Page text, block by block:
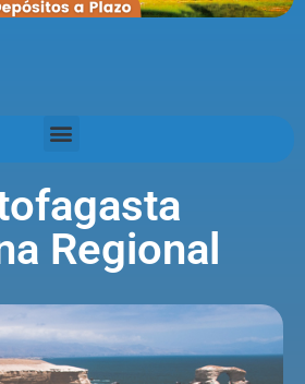
Regional